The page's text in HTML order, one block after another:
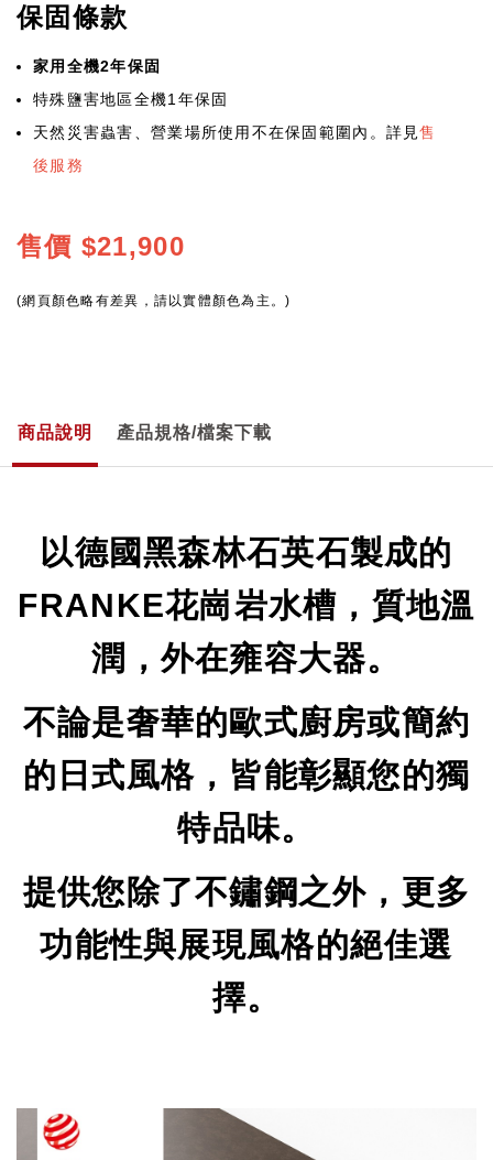
保固條款
家用全機2年保固
特殊鹽害地區全機1年保固
天然災害蟲害、營業場所使用不在保固範圍內。詳見售
後服務
售價 $21,900
(網頁顏色略有差異，請以實體顏色為主。)
商品說明 產品規格/檔案下載
以德國黑森林石英石製成的
FRANKE花崗岩水槽，質地溫
潤，外在雍容大器。
不論是奢華的歐式廚房或簡約
的日式風格，皆能彰顯您的獨
特品味。
提供您除了不鏽鋼之外，更多
功能性與展現風格的絕佳選
擇。